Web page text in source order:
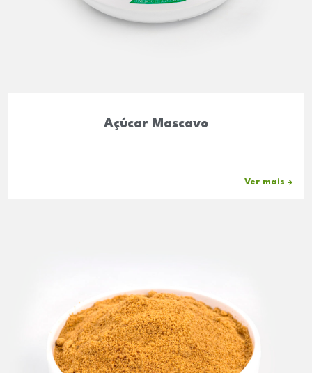
Açúcar Mascavo
Ver mais